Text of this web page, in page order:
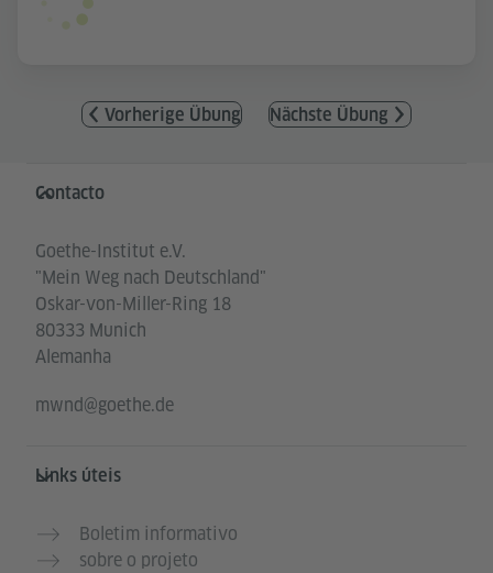
Vorherige Übung Nächste Übung
Service- und Informationsbereich
Contacto
Goethe-Institut e.V.
"Mein Weg nach Deutschland"
Oskar-von-Miller-Ring 18
80333 Munich
Alemanha
mwnd@goethe.de
Links úteis
Boletim informativo
sobre o projeto